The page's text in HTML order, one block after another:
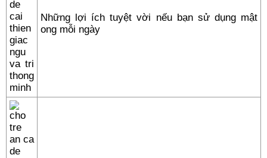
Những lợi ích tuyệt vời nếu bạn sử dụng mật
ong mỗi ngày